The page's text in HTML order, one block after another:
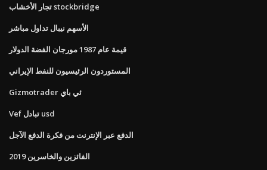
تجار الأخشاب stockbridge
الأسهم نيبال تداول مباشر
قيمة عام 1987 مورجان الفضة الدولار
المستوردون الرئيسيون للنفط الإيراني
Gizmotrader ئي باي
Vef تبادل usd
الدفع عبر الإنترنت من فكرة الدفع الآجل
الفائزين والخاسرين 2019